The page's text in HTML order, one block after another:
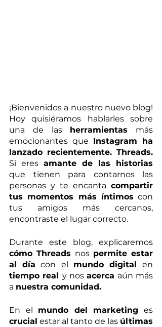
¡Bienvenidos a nuestro nuevo blog!
Hoy quisiéramos hablarles sobre
una de las herramientas más
emocionantes que Instagram ha
lanzado recientemente. Threads.
Si eres
que tienen para contarnos las
personas y te encanta compartir
tus momentos más íntimos con
tus amigos más cercanos,
encontraste el lugar correcto.
cómo Threads nos permite estar
al día con el mundo digital
tiempo real y nos acerca aún más
a nuestra comunidad.
En el mundo del marketing
crucial estar al tanto de las últimas